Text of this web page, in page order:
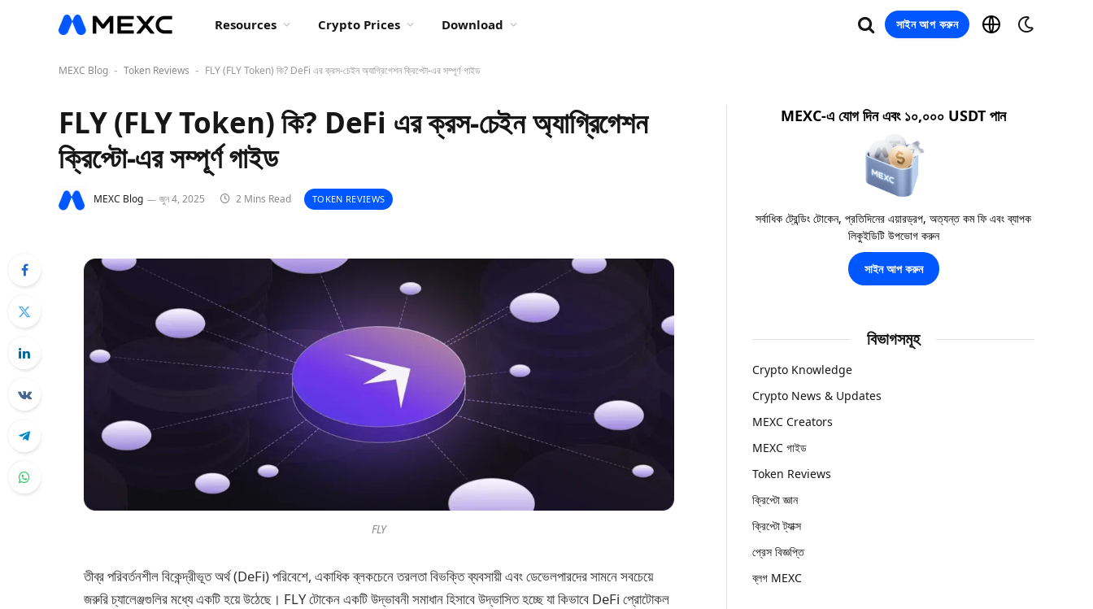
Resources Crypto Prices Download সাইন আপ করুন
MEXC Blog - Token Reviews - FLY (FLY Token) কি? DeFi এর ক্রস-চেইন অ্যাগ্রিগেশন ক্রিপ্টো-এর সম্পূর্ণ গাইড
FLY (FLY Token) কি? DeFi এর ক্রস-চেইন অ্যাগ্রিগেশন
ক্রিপ্টো-এর সম্পূর্ণ গাইড
MEXC Blog জুন 4, 2025 2 Mins Read TOKEN REVIEWS
FLY
তীব্র পরিবর্তনশীল বিকেন্দ্রীভূত অর্থ (DeFi) পরিবেশে, একাধিক ব্লকচেনে তরলতা বিভক্তি ব্যবসায়ী এবং ডেভেলপারদের সামনে সবচেয়ে
জরুরি চ্যালেঞ্জগুলির মধ্যে একটি হয়ে উঠেছে। FLY টোকেন একটি উদ্ভাবনী সমাধান হিসাবে উদ্ভাসিত হচ্ছে যা কিভাবে DeFi প্রোটোকল
MEXC-এ যোগ দিন এবং ১০,০০০ USDT পান
সর্বাধিক ট্রেন্ডিং টোকেন, প্রতিদিনের এয়ারড্রপ, অত্যন্ত কম ফি এবং ব্যাপক
লিকুইডিটি উপভোগ করুন
সাইন আপ করুন
বিভাগসমূহ
Crypto Knowledge
Crypto News & Updates
MEXC Creators
MEXC গাইড
Token Reviews
ক্রিপ্টো জ্ঞান
ক্রিপ্টো ট্যাক্স
প্রেস বিজ্ঞপ্তি
ব্লগ MEXC